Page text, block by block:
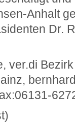
Anhalt
Dr.
ver.di